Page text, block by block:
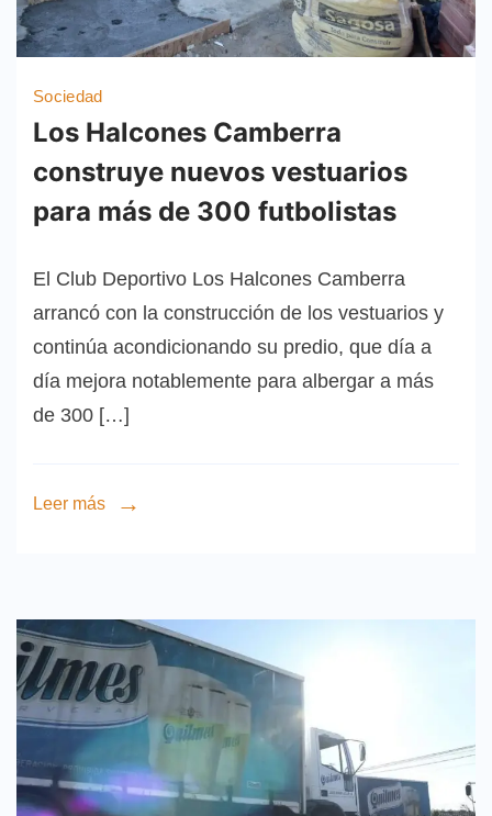
Sociedad
Los Halcones Camberra
construye nuevos vestuarios
para más de 300 futbolistas
El Club Deportivo Los Halcones Camberra
arrancó con la construcción de los vestuarios y
continúa acondicionando su predio, que día a
día mejora notablemente para albergar a más
de 300 […]
Leer más